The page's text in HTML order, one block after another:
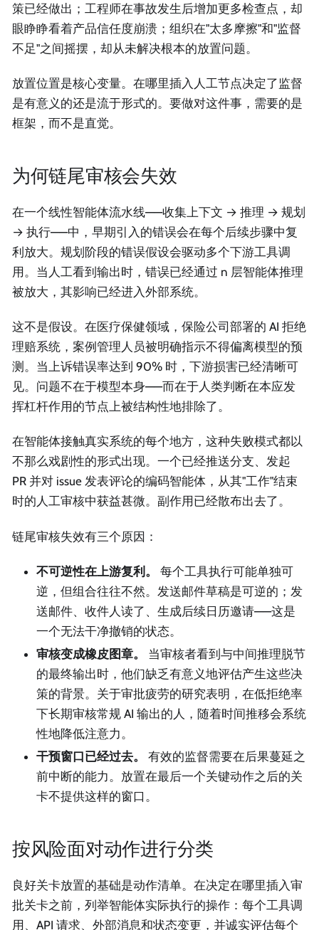
策已经做出；工程师在事故发生后增加更多检查点，却
眼睁睁看着产品信任度崩溃；组织在"太多摩擦"和"监督
不足"之间摇摆，却从未解决根本的放置问题。
放置位置是核心变量。在哪里插入人工节点决定了监督
是有意义的还是流于形式的。要做对这件事，需要的是
框架，而不是直觉。
为何链尾审核会失效
在一个线性智能体流水线——收集上下文 → 推理 → 规划
→ 执行——中，早期引入的错误会在每个后续步骤中复
利放大。规划阶段的错误假设会驱动多个下游工具调
用。当人工看到输出时，错误已经通过 n 层智能体推理
被放大，其影响已经进入外部系统。
这不是假设。在医疗保健领域，保险公司部署的 AI 拒绝
理赔系统，案例管理人员被明确指示不得偏离模型的预
测。当上诉错误率达到 90% 时，下游损害已经清晰可
见。问题不在于模型本身——而在于人类判断在本应发
挥杠杆作用的节点上被结构性地排除了。
在智能体接触真实系统的每个地方，这种失败模式都以
不那么戏剧性的形式出现。一个已经推送分支、发起
PR 并对 issue 发表评论的编码智能体，从其"工作"结束
时的人工审核中获益甚微。副作用已经散布出去了。
链尾审核失效有三个原因：
不可逆性在上游复利。
每个工具执行可能单独可
逆，但组合往往不然。发送邮件草稿是可逆的；发
送邮件、收件人读了、生成后续日历邀请——这是
一个无法干净撤销的状态。
审核变成橡皮图章。
当审核者看到与中间推理脱节
的最终输出时，他们缺乏有意义地评估产生这些决
策的背景。关于审批疲劳的研究表明，在低拒绝率
下长期审核常规 AI 输出的人，随着时间推移会系统
性地降低注意力。
干预窗口已经过去。
有效的监督需要在后果蔓延之
前中断的能力。放置在最后一个关键动作之后的关
卡不提供这样的窗口。
按风险面对动作进行分类
良好关卡放置的基础是动作清单。在决定在哪里插入审
批关卡之前，列举智能体实际执行的操作：每个工具调
用、API 请求、外部消息和状态变更，并诚实评估每个